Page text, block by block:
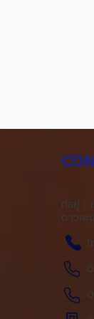
ที่อยู่ :
ดาวคะ
โทร
02-
095-